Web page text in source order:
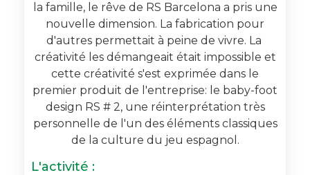
la famille, le rêve de RS Barcelona a pris une
nouvelle dimension. La fabrication pour
d'autres permettait à peine de vivre. La
créativité les démangeait était impossible et
cette créativité s'est exprimée dans le
premier produit de l'entreprise: le baby-foot
design RS # 2, une réinterprétation très
personnelle de l'un des éléments classiques
de la culture du jeu espagnol.
L'activité :